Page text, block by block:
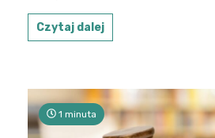
Czytaj dalej
1 minuta